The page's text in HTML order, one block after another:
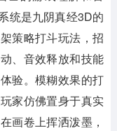
统是九阴真经3D的
策略打斗玩法，招
、音效释放和技能
验。模糊效果的打
家仿佛置身于真实
画卷上挥洒泼墨，